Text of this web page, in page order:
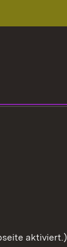
aktiviert.)